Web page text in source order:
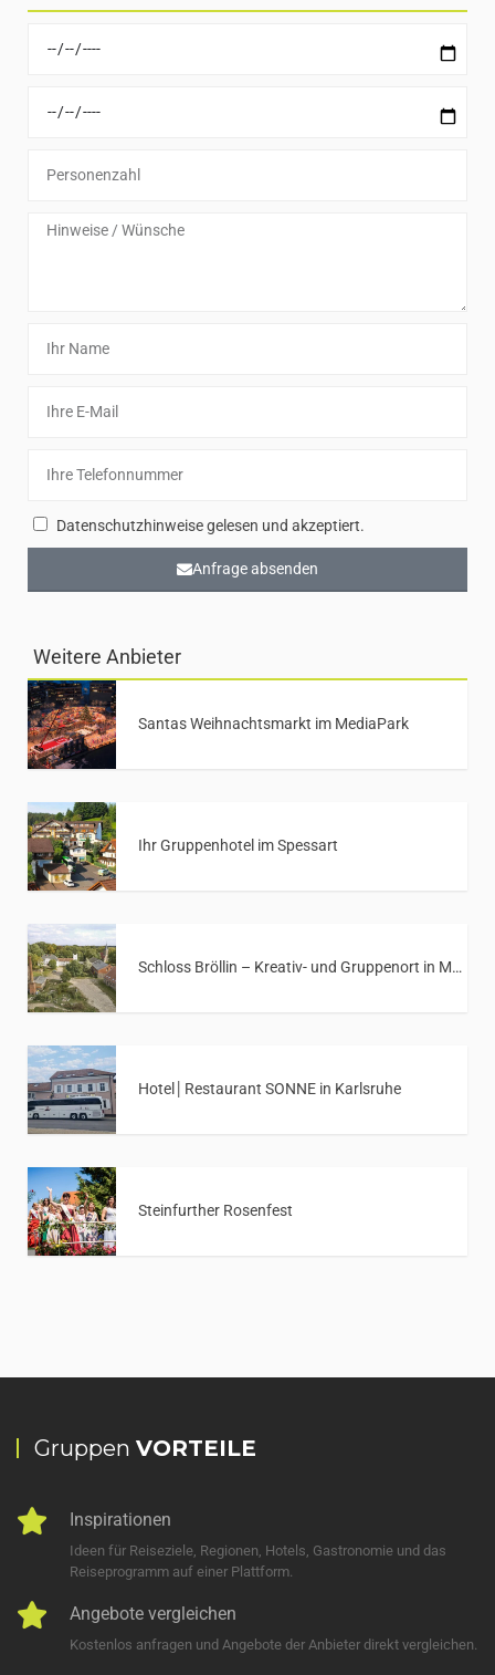
Datenschutzhinweise gelesen und akzeptiert.
Anfrage absenden
Weitere Anbieter
Santas Weihnachtsmarkt im MediaPark
Ihr Gruppenhotel im Spessart
Schloss Bröllin – Kreativ- und Gruppenort in Mecklenburg-Vorpommern
Hotel│Restaurant SONNE in Karlsruhe
Steinfurther Rosenfest
Gruppen VORTEILE
Inspirationen
Ideen für Reiseziele, Regionen, Hotels, Gastronomie und das
Reiseprogramm auf einer Plattform.
Angebote vergleichen
Kostenlos anfragen und Angebote der Anbieter direkt vergleichen.